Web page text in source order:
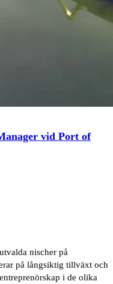
vid Port of
nischer på
på långsiktig tillväxt och
i de olika